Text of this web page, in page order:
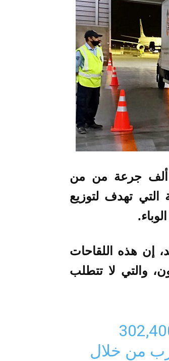
تبرعت الولايات المتحدة للمغرب بأكثر من 300 ألف جرعة من من
التي تهدف لتوزيع
إن هذه اللقاحات
والتي لا تتطلب
اليوم بـ 302,400